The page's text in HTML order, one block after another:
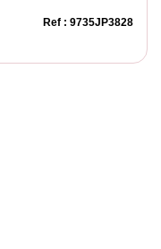
Ref : 9735JP3828